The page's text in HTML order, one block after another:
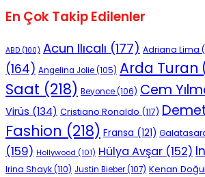
En Çok Takip Edilenler
ABD (100) Acun Ilıcalı (177) Adriana Lima
(164) Angelina Jolie(105) Arda Turan
Saat (218) Beyonce(106) Cem
Virüs (134) Cristiano Ronaldo (117)
Fashion (218) Fransa (121)
(159) Hollywood (101) Hülya Avşar (152)
Irina Shayk(110) Justin Bieber(107) Kenan